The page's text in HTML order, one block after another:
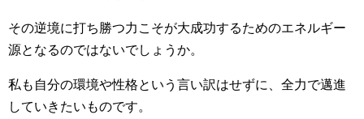
その逆境に打ち勝つ力こそが大成功するためのエネルギー
源となるのではないでしょうか。
私も自分の環境や性格という言い訳はせずに、全力で邁進
していきたいものです。